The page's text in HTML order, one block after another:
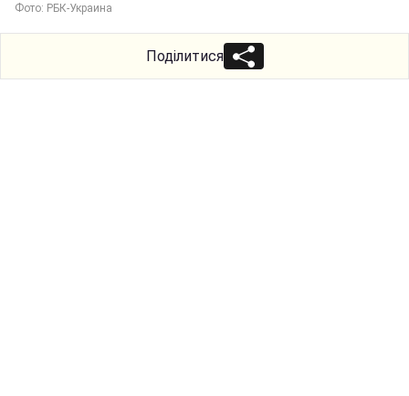
Фото: РБК-Украина
Поділитися